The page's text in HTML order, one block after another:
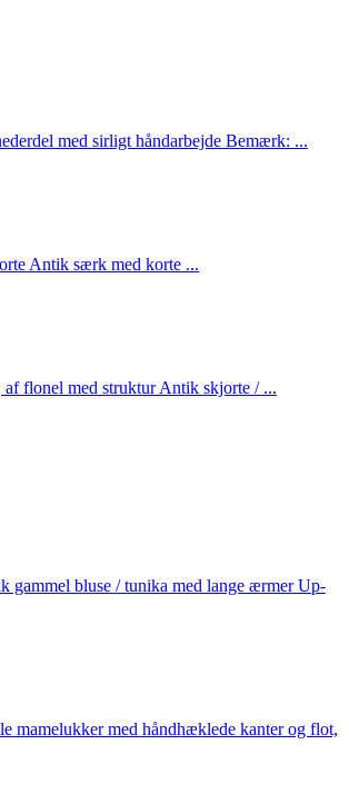
med sirligt håndarbejde Bemærk: ...
Antik særk med korte ...
flonel med struktur Antik skjorte / ...
gammel bluse / tunika med lange ærmer Up-
mamelukker med håndhæklede kanter og flot,